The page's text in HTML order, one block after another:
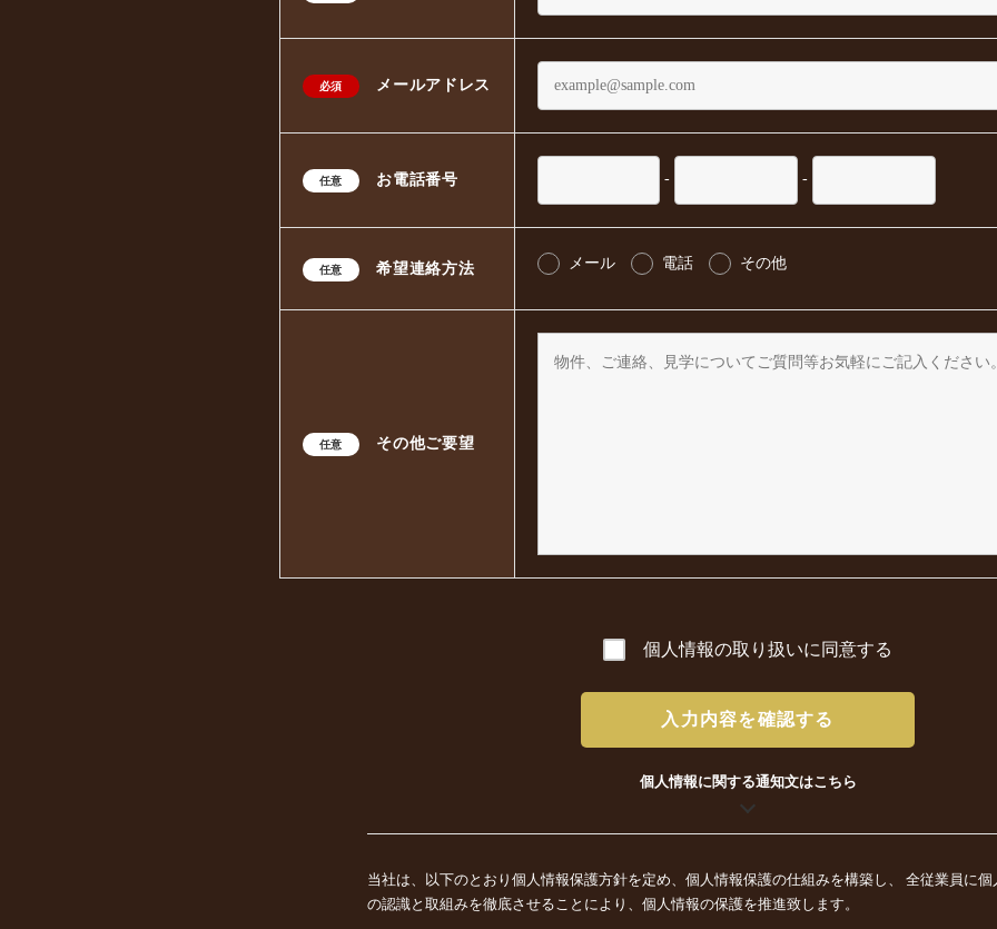
必須 メールアドレス
任意 お電話番号 - -
任意 希望連絡方法 メール 電話 その他
任意 その他ご要望
個人情報の取り扱いに同意する
入力内容を確認する
個人情報に関する通知文はこちら
当社は、以下のとおり個人情報保護方針を定め、個人情報保護の仕組みを構築し、 全従業員に
の認識と取組みを徹底させることにより、個人情報の保護を推進致します。